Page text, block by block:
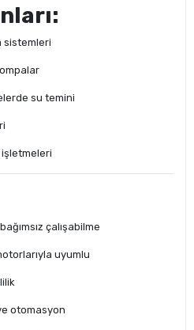
sistemleri
su temini
işletmeleri
çalışabilme
uyumlu
otomasyon